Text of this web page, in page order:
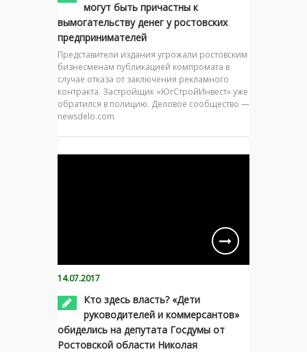
могут быть причастны к
вымогательству денег у ростовских
предпринимателей
Представители издания угрожали ростовским
бизнесменам публикацией компромата в
случае отказа от заключения рекламного
контракта. Застройщик «ЮгСтройИнвест» уже
обратился в полицию. Деловое сообщество —
newsdelo.com
14.07.2017
Кто здесь власть? «Дети
руководителей и коммерсантов»
обиделись на депутата Госдумы от
Ростовской области Николая